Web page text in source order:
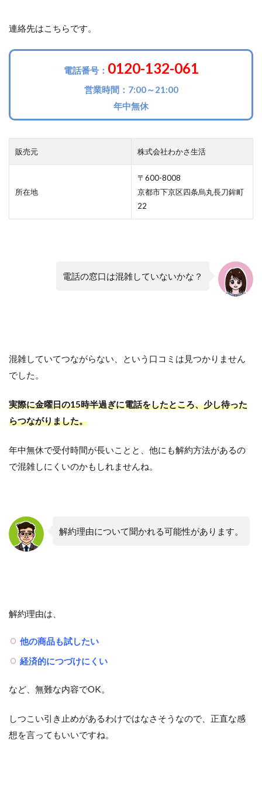
連絡先はこちらです。
電話番号： 0120-132-061
営業時間：7:00～21:00
年中無休
販売元 株式会社わかさ生活
所在地
〒600-8008
京都市下京区四条烏丸長刀鉾町
22
電話の窓口は混雑していないかな？
混雑していてつながらない、という口コミは見つかりません
でした。
実際に金曜日の15時半過ぎに電話をしたところ、少し待った
らつながりました。
年中無休で受付時間が長いことと、他にも解約方法があるの
で混雑しにくいのかもしれませんね。
解約理由について聞かれる可能性があります。
解約理由は、
他の商品も試したい
経済的につづけにくい
など、無難な内容でOK。
しつこい引き止めがあるわけではなさそうなので、正直な感
想を言ってもいいですね。